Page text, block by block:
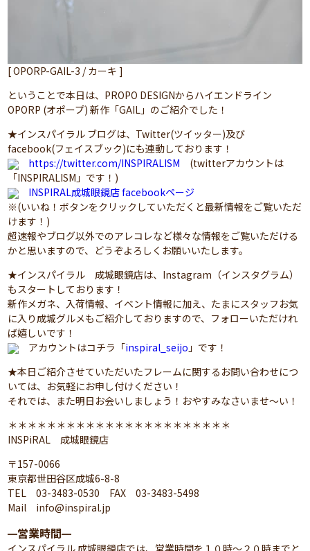
[ OPORP-GAIL-3 / カーキ ]
ということで本日は、PROPO DESIGNからハイエンドライン
OPORP (オポープ) 新作「GAIL」のご紹介でした！
★インスパイラル ブログは、Twitter(ツイッター)及び
facebook(フェイスブック)にも連動しております！
https://twitter.com/INSPIRALISM (twitterアカウントは
「INSPIRALISM」です！)
INSPIRAL成城眼鏡店 facebookページ
※(いいね！ボタンをクリックしていただくと最新情報をご覧いただ
けます！)
超速報やブログ以外でのアレコレなど様々な情報をご覧いただける
かと思いますので、どうぞよろしくお願いいたします。
★インスパイラル 成城眼鏡店は、Instagram（インスタグラム）
もスタートしております！
新作メガネ、入荷情報、イベント情報に加え、たまにスタッフお気
に入り成城グルメもご紹介しておりますので、フォローいただけれ
ば嬉しいです！
アカウントはコチラ「inspiral_seijo 」です！
★本日ご紹介させていただいたフレームに関するお問い合わせにつ
いては、お気軽にお申し付けください！
それでは、また明日お会いしましょう！おやすみなさいませ～い！
＊＊＊＊＊＊＊＊＊＊＊＊＊＊＊＊＊＊＊＊＊＊＊
INSPiRAL 成城眼鏡店
〒157-0066
東京都世田谷区成城6-8-8
TEL 03-3483-0530 FAX 03-3483-5498
Mail info@inspiral.jp
━営業時間━